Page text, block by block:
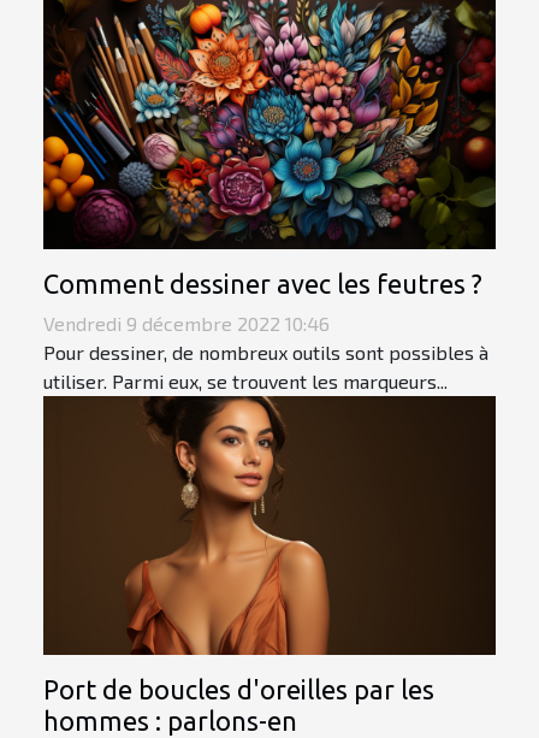
Comment dessiner avec les feutres ?
Vendredi 9 décembre 2022 10:46
Pour dessiner, de nombreux outils sont possibles à
utiliser. Parmi eux, se trouvent les marqueurs...
Port de boucles d'oreilles par les
hommes : parlons-en